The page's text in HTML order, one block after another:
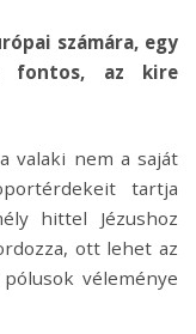
számára, egy
fontos, az kire
valaki nem a saját
tartja
hittel Jézushoz
ott lehet az
véleménye